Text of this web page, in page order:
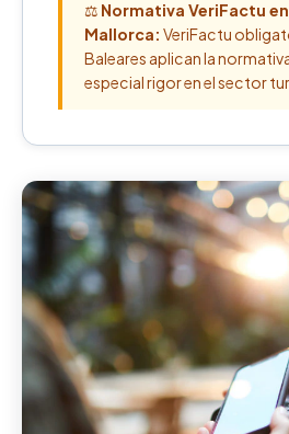
⚖️ Normativa VeriFactu
Mallorca: VeriFactu
Baleares aplican la
especial rigor en el sector